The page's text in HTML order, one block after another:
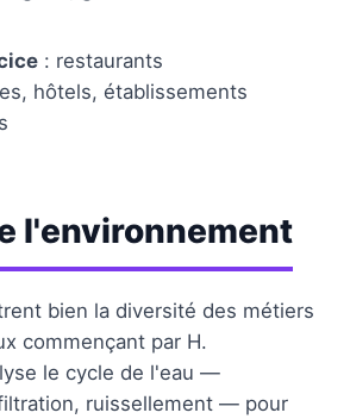
: restaurants
hôtels, établissements
l'environnement
bien la diversité des métiers
commençant par H.
le cycle de l'eau —
ruissellement — pour